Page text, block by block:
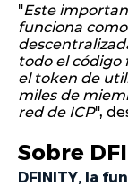
"Este
funciona
todo el código
el token de
miles de
red de ICP",
Sobre
DFINITY, la